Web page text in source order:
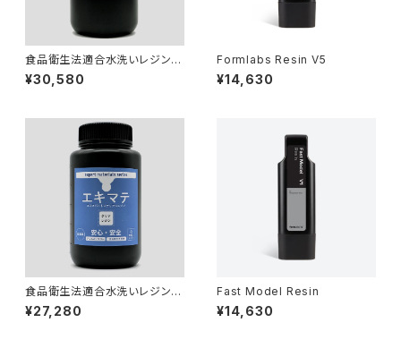
食品衛生法適合水洗いレジン
『エキマテ ブラック 1000g』
¥30,580
Formlabs Resin V5
¥14,630
食品衛生法適合水洗いレジン
『エキマテ 1000g』
¥27,280
Fast Model Resin
¥14,630